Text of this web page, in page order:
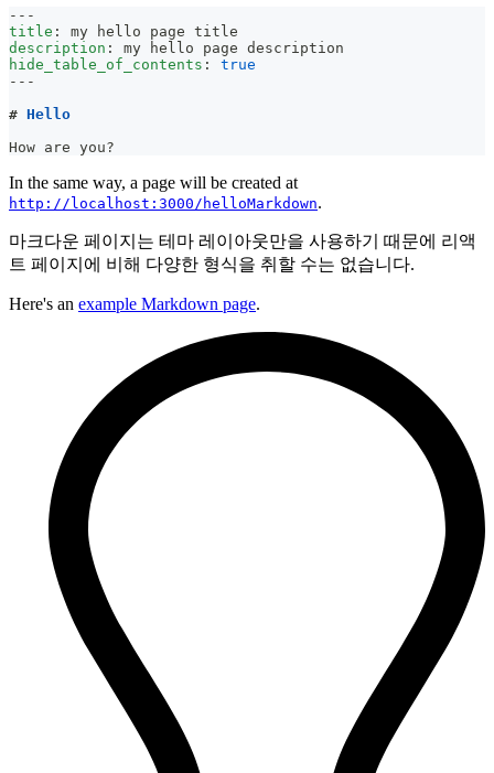
---
title :
my hello page title
description :
my hello page description
hide_table_of_contents :
true
---
# Hello
How are you?
In the same way, a page will be created at
http://localhost:3000/helloMarkdown.
마크다운 페이지는 테마 레이아웃만을 사용하기 때문에 리액
트 페이지에 비해 다양한 형식을 취할 수는 없습니다.
Here's an example Markdown page.